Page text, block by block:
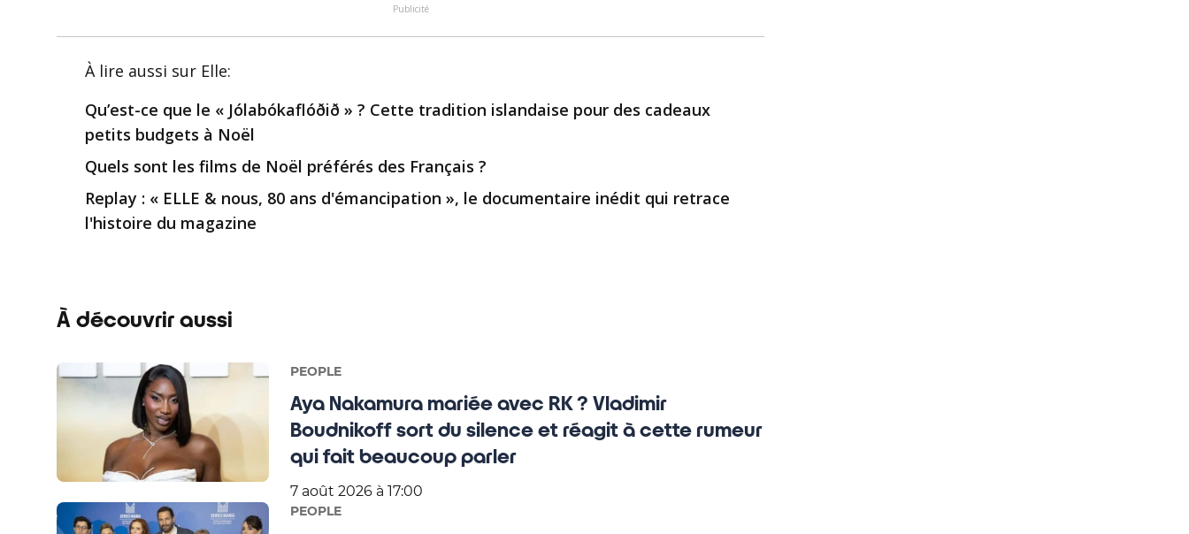
Publicité
À lire aussi sur Elle:
Qu’est-ce que le « Jólabókaflóðið » ? Cette tradition islandaise pour des cadeaux
petits budgets à Noël
Quels sont les films de Noël préférés des Français ?
Replay : « ELLE & nous, 80 ans d'émancipation », le documentaire inédit qui retrace
l'histoire du magazine
À découvrir aussi
PEOPLE
Aya Nakamura mariée avec RK ? Vladimir
Boudnikoff sort du silence et réagit à cette rumeur
qui fait beaucoup parler
7 août 2026 à 17:00
PEOPLE